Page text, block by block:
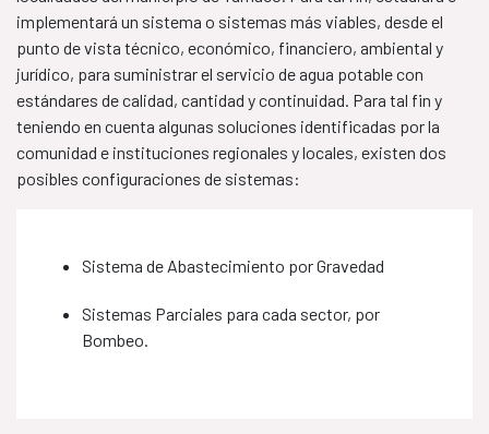
implementará un sistema o sistemas más viables, desde el
punto de vista técnico, económico, financiero, ambiental y
jurídico, para suministrar el servicio de agua potable con
estándares de calidad, cantidad y continuidad. Para tal fin y
teniendo en cuenta algunas soluciones identificadas por la
comunidad e instituciones regionales y locales, existen dos
posibles configuraciones de sistemas:
Sistema de Abastecimiento por Gravedad
Sistemas Parciales para cada sector, por
Bombeo.